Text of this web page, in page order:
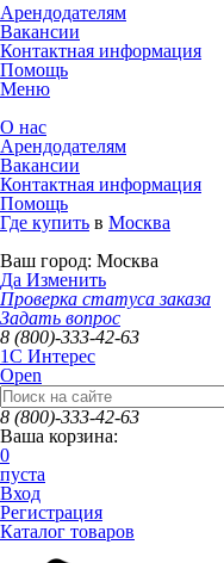
Арендодателям
Вакансии
Контактная информация
Помощь
Меню
О нас
Арендодателям
Вакансии
Контактная информация
Помощь
Где купить в Москва
Ваш город: Москва
Да Изменить
Проверка статуса заказа
Задать вопрос
8 (800)-333-42-63
1C Интерес
Open
8 (800)-333-42-63
Ваша корзина:
0
пуста
Вход
Регистрация
Каталог товаров